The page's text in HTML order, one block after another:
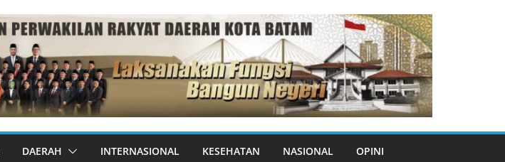
DAERAH INTERNASIONAL KESEHATAN NASIONAL OPINI